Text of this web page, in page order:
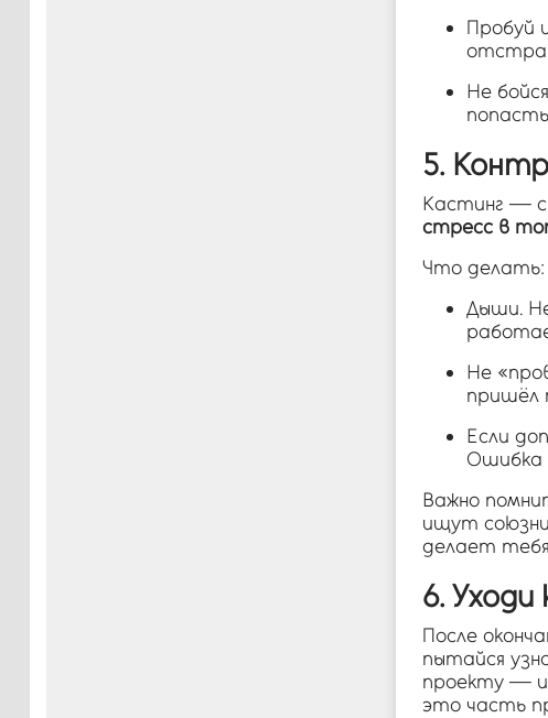
Пробуй
Не
5.
Кастинг —
стресс в
Что делать:
Дыши.
Не
пришёл
Если
Ошибка
Важно
ищут
делает
6. Уходи
После
пытайся
проекту — и
это часть